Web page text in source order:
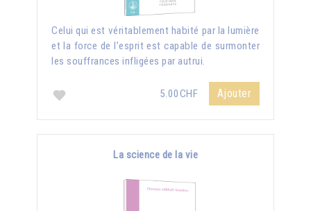
Celui qui est véritablement habité par la lumière
et la force de l’esprit est capable de surmonter
les souffrances infligées par autrui.
5.00CHF Ajouter
La science de la vie